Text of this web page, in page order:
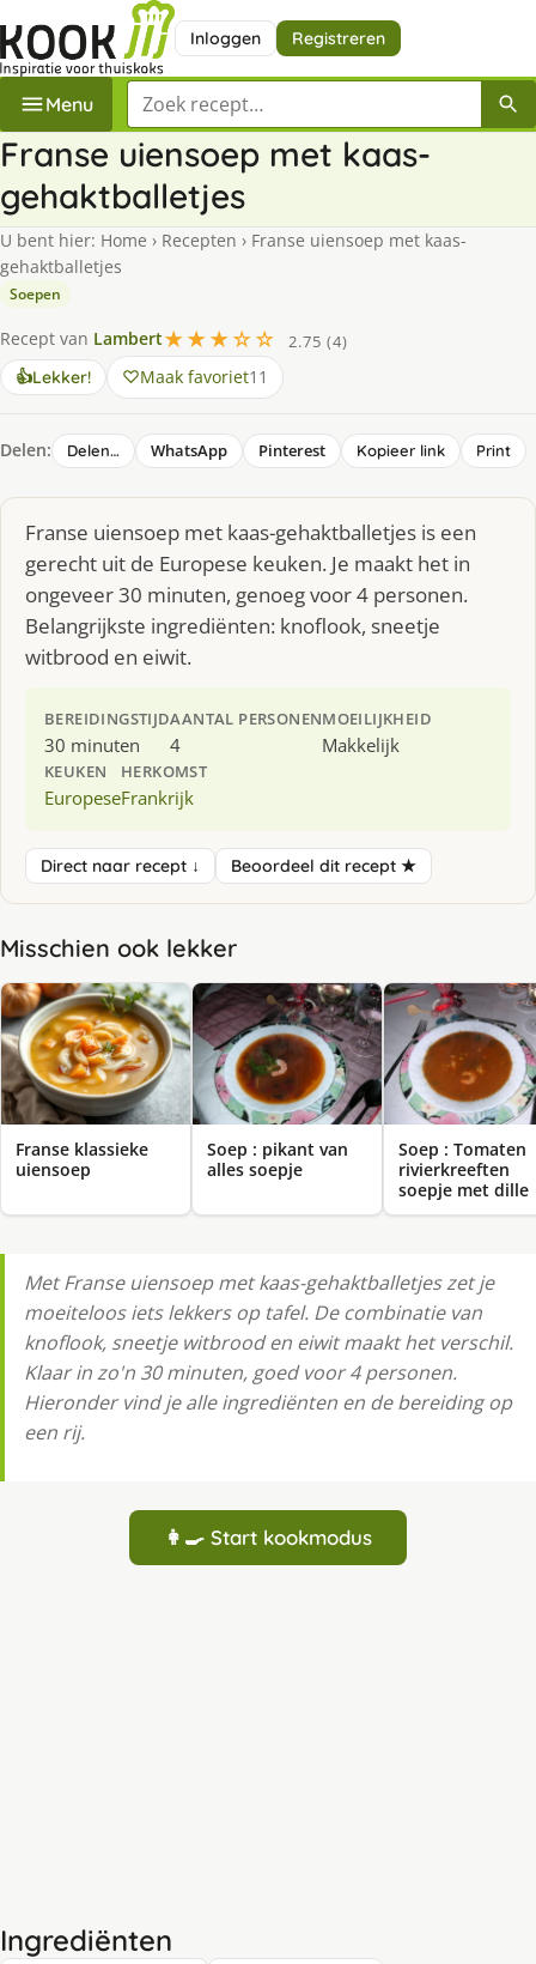
Inloggen Registreren
Menu Zoek een recept
Franse uiensoep met kaas-
gehaktballetjes
U bent hier: Home › Recepten › Franse uiensoep met kaas-
gehaktballetjes
Soepen
Recept van Lambert★★★☆☆
2.75 (4)
👍Lekker! Maak favoriet11
Delen: Delen… WhatsApp Pinterest Kopieer link Print
Franse uiensoep met kaas-gehaktballetjes is een
gerecht uit de Europese keuken. Je maakt het in
ongeveer 30 minuten, genoeg voor 4 personen.
Belangrijkste ingrediënten: knoflook, sneetje
witbrood en eiwit.
BEREIDINGSTIJD
30 minuten
AANTAL PERSONEN
4
MOEILIJKHEID
Makkelijk
KEUKEN
Europese
HERKOMST
Frankrijk
Direct naar recept ↓ Beoordeel dit recept ★
Misschien ook lekker
Franse klassieke
uiensoep
Soep : pikant van
alles soepje
Soep : Tomaten
rivierkreeften
soepje met dille
Met Franse uiensoep met kaas-gehaktballetjes zet je
moeiteloos iets lekkers op tafel. De combinatie van
knoflook, sneetje witbrood en eiwit maakt het verschil.
Klaar in zo'n 30 minuten, goed voor 4 personen.
Hieronder vind je alle ingrediënten en de bereiding op
een rij.
👩‍🍳 Start kookmodus
Ingrediënten